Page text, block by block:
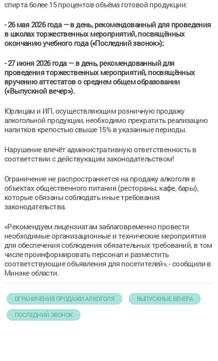
спирта более 15 процентов объёма готовой продукции:
- 26 мая 2026 года — в день, рекомендованный для проведения
в школах торжественных мероприятий, посвящённых
окончанию учебного года («Последний звонок»);
- 27 июня 2026 года — в день, рекомендованный для
проведения торжественных мероприятий, посвящённых
вручению аттестатов о среднем общем образовании
(«Выпускной вечер»).
Юрлицам и ИП, осуществляющим розничную продажу
алкогольной продукции, необходимо прекратить реализацию
напитков крепостью свыше 15% в указанные периоды.
Нарушение влечёт административную ответственность в
соответствии с действующим законодательством!
Ограничение не распространяется на продажу алкоголя в
объектах общественного питания (рестораны, кафе, бары),
которые обязаны соблюдать иные требования
законодательства.
«Рекомендуем лицензиатам заблаговременно провести
необходимые организационные и технические мероприятия
для обеспечения соблюдения обязательных требований, в том
числе проинформировать персонал и разместить
соответствующие объявления для посетителей», - сообщили в
Минэке области.
ОГРАНИЧЕНИЯ ПРОДАЖИ АЛКОГОЛЯ ВЫПУСКНЫЕ ВЕЧЕРА
ПОСЛЕДНИЙ ЗВОНОК